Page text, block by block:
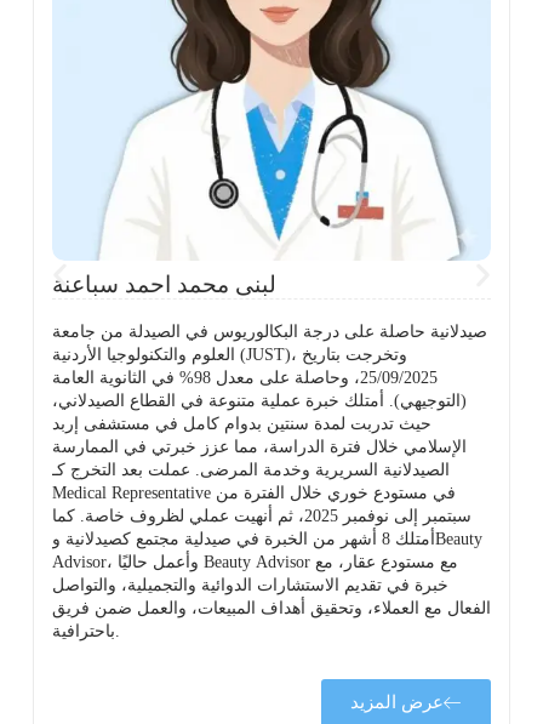
لبنى محمد احمد سباعنة
صيدلانية حاصلة على درجة البكالوريوس في الصيدلة من جامعة
العلوم والتكنولوجيا الأردنية (JUST)، وتخرجت بتاريخ
25/09/2025، وحاصلة على معدل 98% في الثانوية العامة
(التوجيهي). أمتلك خبرة عملية متنوعة في القطاع الصيدلاني،
حيث تدربت لمدة سنتين بدوام كامل في مستشفى إربد
الإسلامي خلال فترة الدراسة، مما عزز خبرتي في الممارسة
الصيدلانية السريرية وخدمة المرضى. عملت بعد التخرج كـ
Medical Representative في مستودع خوري خلال الفترة من
سبتمبر إلى نوفمبر 2025، ثم أنهيت عملي لظروف خاصة. كما
أمتلك 8 أشهر من الخبرة في صيدلية مجتمع كصيدلانية وBeauty
Advisor، وأعمل حاليًا Beauty Advisor مع مستودع عقار، مع
خبرة في تقديم الاستشارات الدوائية والتجميلية، والتواصل
الفعال مع العملاء، وتحقيق أهداف المبيعات، والعمل ضمن فريق
عرض المزيد